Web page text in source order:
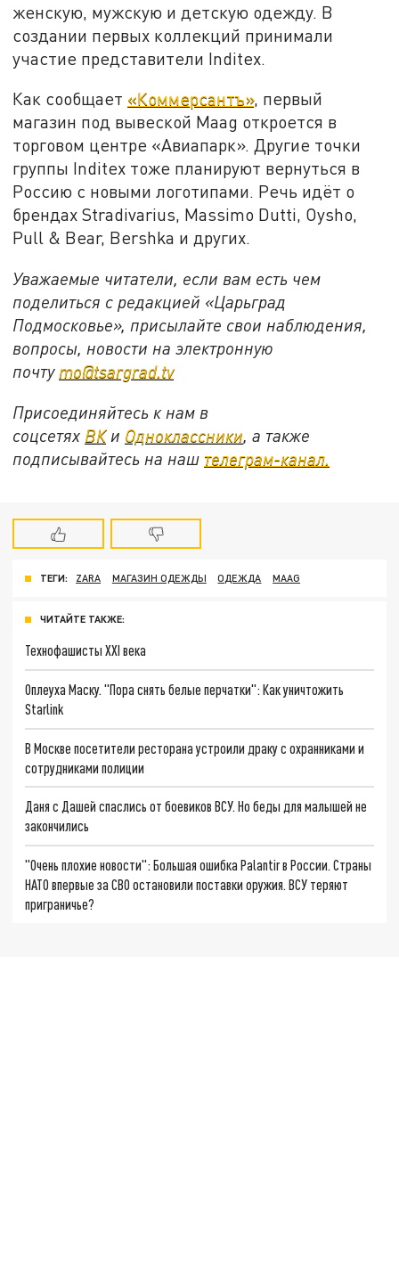
женскую, мужскую и детскую одежду. В
создании первых коллекций принимали
участие представители Inditex.
Как сообщает «Коммерсантъ», первый
магазин под вывеской Maag откроется в
торговом центре «Авиапарк». Другие точки
группы Inditex тоже планируют вернуться в
Россию с новыми логотипами. Речь идёт о
брендах Stradivarius, Massimo Dutti, Oysho,
Pull & Bear, Bershka и других.
Уважаемые читатели, если вам есть чем
поделиться с редакцией «Царьград
Подмосковье», присылайте свои наблюдения,
вопросы, новости на электронную
почту mo@tsargrad.tv
Присоединяйтесь к нам в
соцсетях ВКи Одноклассники, а также
подписывайтесь на наш телеграм-канал.
ТЕГИ: ZARA МАГАЗИН ОДЕЖДЫ ОДЕЖДА MAAG
ЧИТАЙТЕ ТАКЖЕ:
Технофашисты XXI века
Оплеуха Маску. "Пора снять белые перчатки": Как уничтожить
Starlink
В Москве посетители ресторана устроили драку с охранниками и
сотрудниками полиции
Даня с Дашей спаслись от боевиков ВСУ. Но беды для малышей не
закончились
"Очень плохие новости": Большая ошибка Palantir в России. Страны
НАТО впервые за СВО остановили поставки оружия. ВСУ теряют
приграничье?